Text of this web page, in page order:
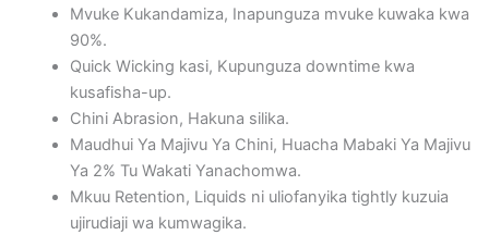
Mvuke Kukandamiza, Inapunguza mvuke kuwaka kwa
90%.
Quick Wicking kasi, Kupunguza downtime kwa
kusafisha-up.
Chini Abrasion, Hakuna silika.
Maudhui Ya Majivu Ya Chini, Huacha Mabaki Ya Majivu
Ya 2% Tu Wakati Yanachomwa.
Mkuu Retention, Liquids ni uliofanyika tightly kuzuia
ujirudiaji wa kumwagika.